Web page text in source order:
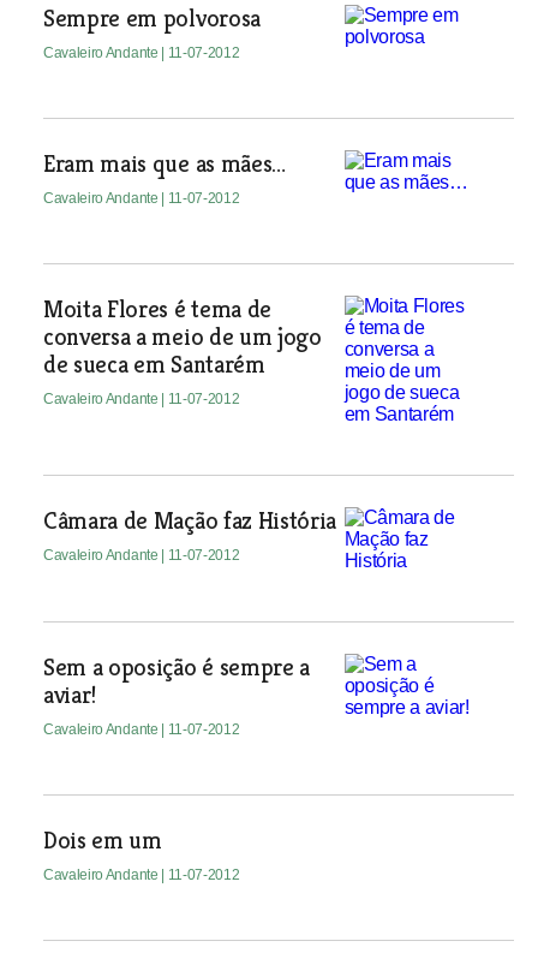
Sempre em polvorosa
Cavaleiro Andante | 11-07-2012
Eram mais que as mães…
Cavaleiro Andante | 11-07-2012
Moita Flores é tema de
conversa a meio de um jogo
de sueca em Santarém
Cavaleiro Andante | 11-07-2012
Câmara de Mação faz História
Cavaleiro Andante | 11-07-2012
Sem a oposição é sempre a
aviar!
Cavaleiro Andante | 11-07-2012
Dois em um
Cavaleiro Andante | 11-07-2012